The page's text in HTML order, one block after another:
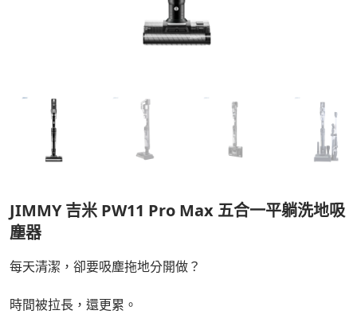
JIMMY 吉米 PW11 Pro Max 五合一平躺洗地吸
塵器
每天清潔，卻要吸塵拖地分開做？
時間被拉長，還更累。